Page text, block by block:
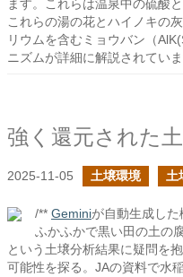
ます。これらは温泉中の硫酸
これらの湯の花とハイノキの
リウムを含むミョウバン（
ニズムが詳細に解説されていま
2025-11-05 土壌環境 土
/** Geminiが自動生成した
ふかふかで黒い田の土の
という土壌分析結果に疑問を
可能性を探る。JAの資料で水